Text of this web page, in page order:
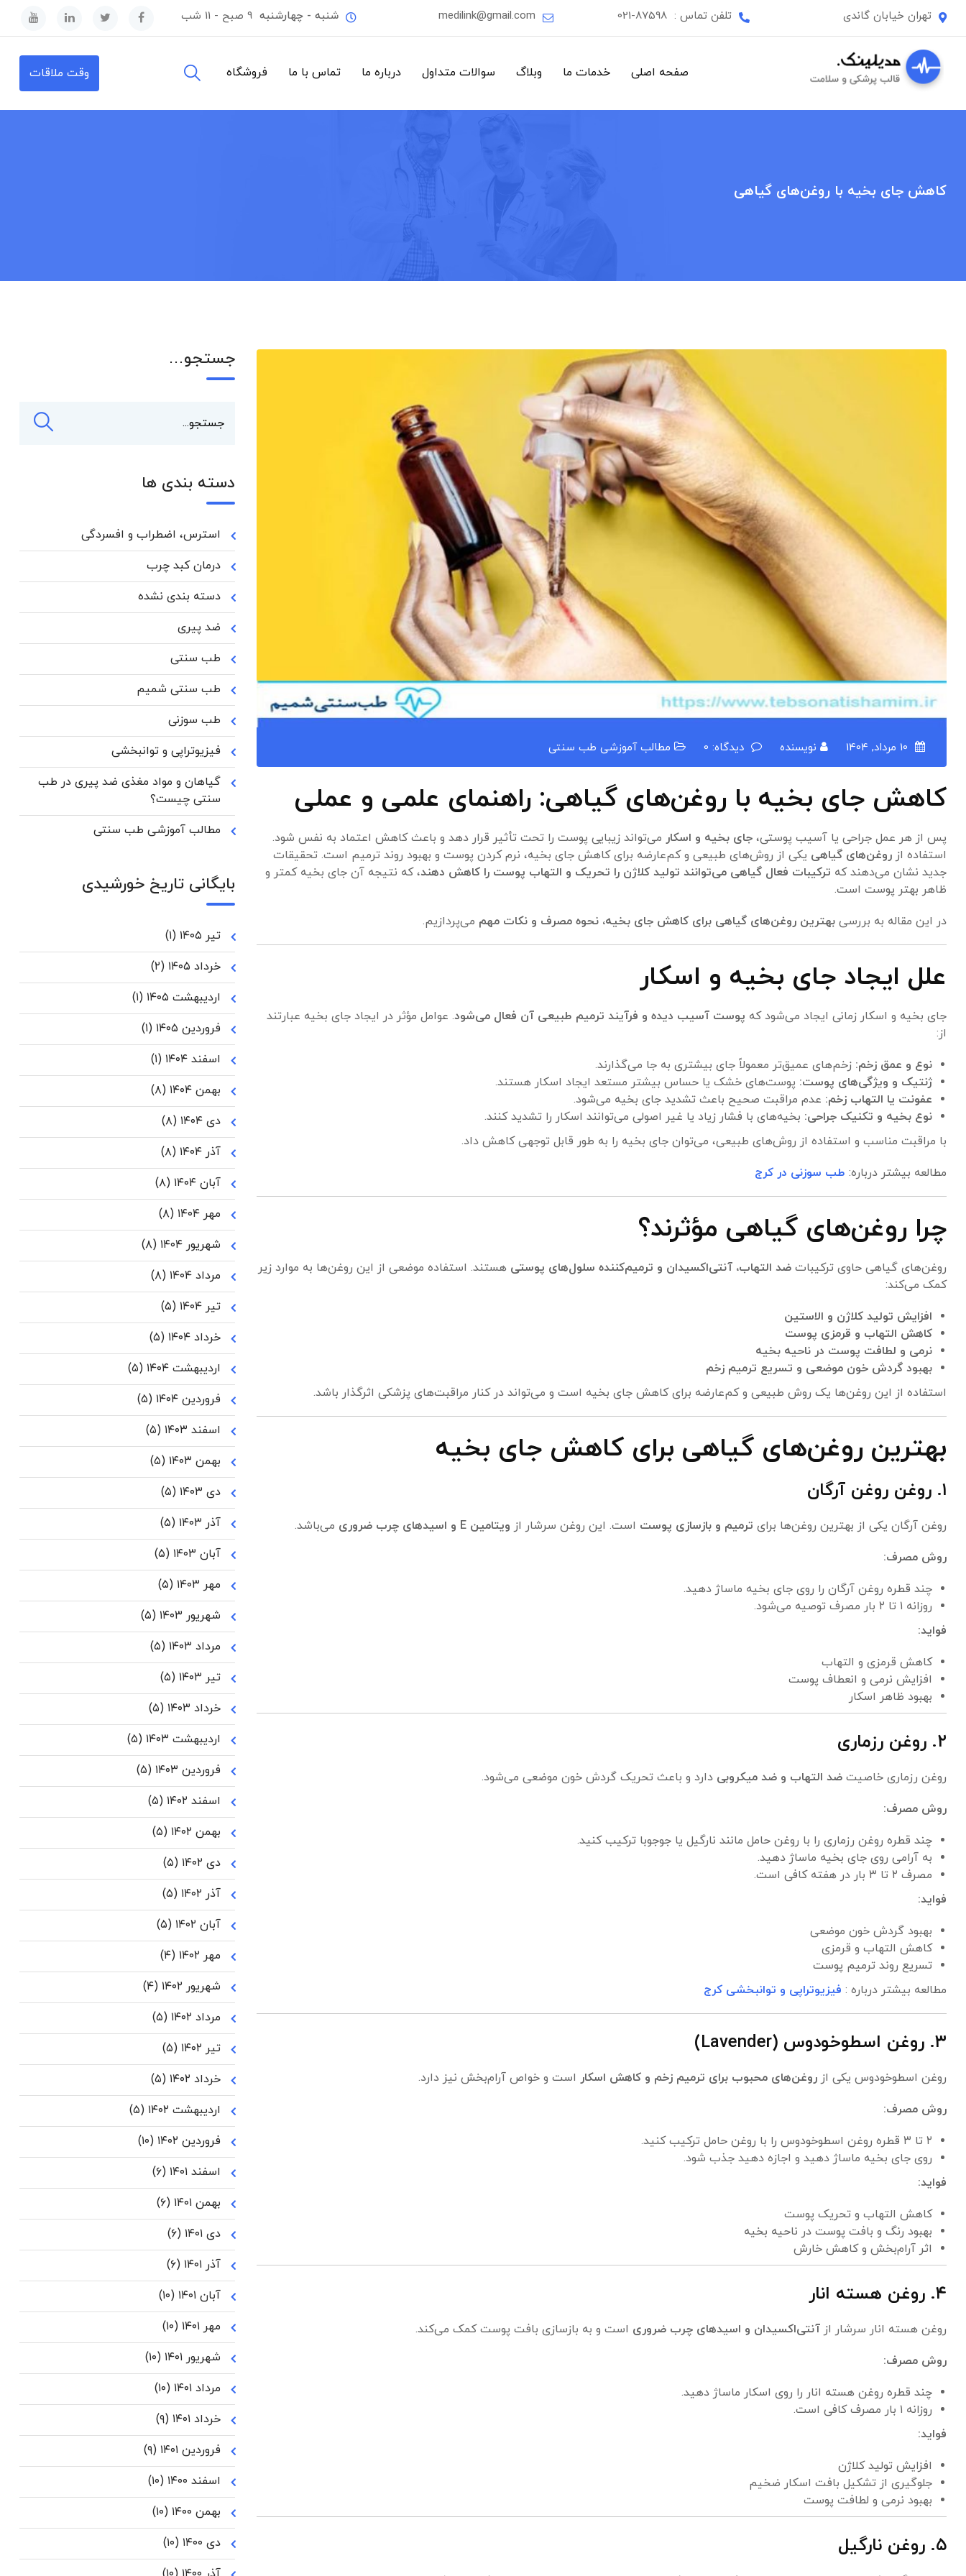
تهران خیابان گاندی تلفن تماس : 021-87598
medilink@gmail.com شنبه - چهارشنبه9 صبح - 11 شب
صفحه اصلی خدمات ما وبلاگ سوالات متداول درباره ما تماس با ما فروشگاه وقت ملاقات
کاهش جای بخیه با روغن‌های گیاهی
نویسنده دیدگاه: 0 مطالب آموزشی طب سنتی
کاهش جای بخیه با روغن‌های گیاهی: راهنمای علمی و عملی
پس از هر عمل جراحی یا آسیب پوستی، جای بخیه و اسکار می‌تواند زیبایی پوست را تحت تأثیر قرار دهد و باعث کاهش اعتماد به نفس شود.
استفاده از روغن‌های گیاهی یکی از روش‌های طبیعی و کم‌عارضه برای کاهش جای بخیه، نرم کردن پوست و بهبود روند ترمیم است. تحقیقات
جدید نشان می‌دهند که ترکیبات فعال گیاهی می‌توانند تولید کلاژن را تحریک و التهاب پوست را کاهش دهند، که نتیجه آن جای بخیه کمتر و
ظاهر بهتر پوست است.
در این مقاله به بررسی بهترین روغن‌های گیاهی برای کاهش جای بخیه، نحوه مصرف و نکات مهم می‌پردازیم.
علل ایجاد جای بخیه و اسکار
جای بخیه و اسکار زمانی ایجاد می‌شود که پوست آسیب دیده و فرآیند ترمیم طبیعی آن فعال می‌شود. عوامل مؤثر در ایجاد جای بخیه عبارتند
از:
نوع و عمق زخم: زخم‌های عمیق‌تر معمولاً جای بیشتری به جا می‌گذارند.
ژنتیک و ویژگی‌های پوست: پوست‌های خشک یا حساس بیشتر مستعد ایجاد اسکار هستند.
عفونت یا التهاب زخم: عدم مراقبت صحیح باعث تشدید جای بخیه می‌شود.
نوع بخیه و تکنیک جراحی: بخیه‌های با فشار زیاد یا غیر اصولی می‌توانند اسکار را تشدید کنند.
با مراقبت مناسب و استفاده از روش‌های طبیعی، می‌توان جای بخیه را به طور قابل توجهی کاهش داد.
مطالعه بیشتر درباره: طب سوزنی در کرج
چرا روغن‌های گیاهی مؤثرند؟
روغن‌های گیاهی حاوی ترکیبات ضد التهاب، آنتی‌اکسیدان و ترمیم‌کننده سلول‌های پوستی هستند. استفاده موضعی از این روغن‌ها به موارد زیر
کمک می‌کند:
افزایش تولید کلاژن و الاستین
کاهش التهاب و قرمزی پوست
نرمی و لطافت پوست در ناحیه بخیه
بهبود گردش خون موضعی و تسریع ترمیم زخم
استفاده از این روغن‌ها یک روش طبیعی و کم‌عارضه برای کاهش جای بخیه است و می‌تواند در کنار مراقبت‌های پزشکی اثرگذار باشد.
بهترین روغن‌های گیاهی برای کاهش جای بخیه
۱. روغن روغن آرگان
روغن آرگان یکی از بهترین روغن‌ها برای ترمیم و بازسازی پوست است. این روغن سرشار از ویتامین E و اسیدهای چرب ضروری
می‌باشد.
روش مصرف:
چند قطره روغن آرگان را روی جای بخیه ماساژ دهید.
روزانه ۱ تا ۲ بار مصرف توصیه می‌شود.
فواید:
کاهش قرمزی و التهاب
افزایش نرمی و انعطاف پوست
بهبود ظاهر اسکار
۲. روغن رزماری
روغن رزماری خاصیت ضد التهاب و ضد میکروبی دارد و باعث تحریک گردش خون موضعی می‌شود.
روش مصرف:
چند قطره روغن رزماری را با روغن حامل مانند نارگیل یا جوجوبا ترکیب کنید.
به آرامی روی جای بخیه ماساژ دهید.
مصرف ۲ تا ۳ بار در هفته کافی است.
فواید:
بهبود گردش خون موضعی
کاهش التهاب و قرمزی
تسریع روند ترمیم پوست
مطالعه بیشتر درباره : فیزیوتراپی و توانبخشی کرج
۳. روغن اسطوخودوس (Lavender)
روغن اسطوخودوس یکی از روغن‌های محبوب برای ترمیم زخم و کاهش اسکار است و خواص آرام‌بخش نیز دارد.
روش مصرف:
۲ تا ۳ قطره روغن اسطوخودوس را با روغن حامل ترکیب کنید.
روی جای بخیه ماساژ دهید و اجازه دهید جذب شود.
فواید:
کاهش التهاب و تحریک پوست
بهبود رنگ و بافت پوست در ناحیه بخیه
اثر آرام‌بخش و کاهش خارش
۴. روغن هسته انار
روغن هسته انار سرشار از آنتی‌اکسیدان و اسیدهای چرب ضروری است و به بازسازی بافت پوست کمک می‌کند.
روش مصرف:
چند قطره روغن هسته انار را روی اسکار ماساژ دهید.
روزانه ۱ بار مصرف کافی است.
فواید:
افزایش تولید کلاژن
جلوگیری از تشکیل بافت اسکار ضخیم
بهبود نرمی و لطافت پوست
۵. روغن نارگیل
جستجو…
دسته بندی ها
استرس، اضطراب و افسردگی
درمان کبد چرب
دسته بندی نشده
ضد پیری
طب سنتی
طب سنتی شمیم
طب سوزنی
فیزیوتراپی و توانبخشی
گیاهان و مواد مغذی ضد پیری در طب
سنتی چیست؟
مطالب آموزشی طب سنتی
بایگانی تاریخ خورشیدی
تیر ۱۴۰۵
(۱)
خرداد ۱۴۰۵
(۲)
اردیبهشت ۱۴۰۵
(۱)
فروردین ۱۴۰۵
(۱)
اسفند ۱۴۰۴
(۱)
بهمن ۱۴۰۴
(۸)
دی ۱۴۰۴
(۸)
آذر ۱۴۰۴
(۸)
آبان ۱۴۰۴
(۸)
مهر ۱۴۰۴
(۸)
شهریور ۱۴۰۴
(۸)
مرداد ۱۴۰۴
(۸)
تیر ۱۴۰۴
(۵)
خرداد ۱۴۰۴
(۵)
اردیبهشت ۱۴۰۴
(۵)
فروردین ۱۴۰۴
(۵)
اسفند ۱۴۰۳
(۵)
بهمن ۱۴۰۳
(۵)
دی ۱۴۰۳
(۵)
آذر ۱۴۰۳
(۵)
آبان ۱۴۰۳
(۵)
مهر ۱۴۰۳
(۵)
شهریور ۱۴۰۳
(۵)
مرداد ۱۴۰۳
(۵)
تیر ۱۴۰۳
(۵)
خرداد ۱۴۰۳
(۵)
اردیبهشت ۱۴۰۳
(۵)
فروردین ۱۴۰۳
(۵)
اسفند ۱۴۰۲
(۵)
بهمن ۱۴۰۲
(۵)
دی ۱۴۰۲
(۵)
آذر ۱۴۰۲
(۵)
آبان ۱۴۰۲
(۵)
مهر ۱۴۰۲
(۴)
شهریور ۱۴۰۲
(۴)
مرداد ۱۴۰۲
(۵)
تیر ۱۴۰۲
(۵)
خرداد ۱۴۰۲
(۵)
اردیبهشت ۱۴۰۲
(۵)
فروردین ۱۴۰۲
(۱۰)
اسفند ۱۴۰۱
(۶)
بهمن ۱۴۰۱
(۶)
دی ۱۴۰۱
(۶)
آذر ۱۴۰۱
(۶)
آبان ۱۴۰۱
(۱۰)
مهر ۱۴۰۱
(۱۰)
شهریور ۱۴۰۱
(۱۰)
مرداد ۱۴۰۱
(۱۰)
خرداد ۱۴۰۱
(۹)
فروردین ۱۴۰۱
(۹)
اسفند ۱۴۰۰
(۱۰)
بهمن ۱۴۰۰
(۱۰)
دی ۱۴۰۰
(۱۰)